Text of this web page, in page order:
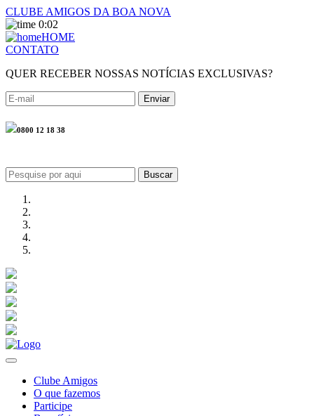
CLUBE AMIGOS DA BOA NOVA
0:02
HOME
CONTATO
QUER RECEBER NOSSAS NOTÍCIAS EXCLUSIVAS?
0800 12 18 38
Buscar
Clube Amigos
O que fazemos
Participe